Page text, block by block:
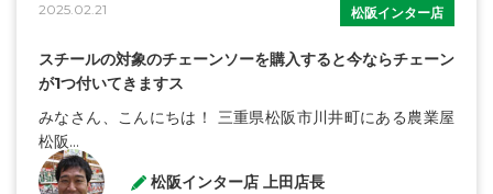
2025.02.21 松阪インター店
スチールの対象のチェーンソーを購入すると今ならチェーン
が1つ付いてきますス
みなさん、こんにちは！ 三重県松阪市川井町にある農業屋
松阪...
松阪インター店 上田店長